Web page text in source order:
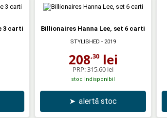
3 carti Billionaires Hanna Lee, set 6 carti
STYLISHED - 2019
208,30lei
PRP:315,60 lei
stoc indisponibil
➤ alertă stoc